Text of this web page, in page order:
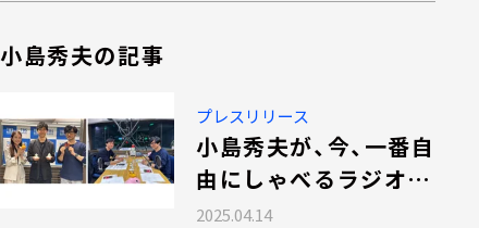
小島秀夫の記事
プレスリリース
小島秀夫が、今、一番自
由にしゃべるラジオ番
組。【コジ10 小島秀
2025.04.14